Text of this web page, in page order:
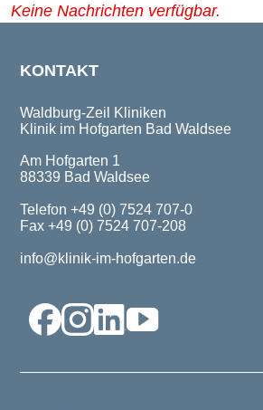
Keine Nachrichten verfügbar.
KONTAKT
Waldburg-Zeil Kliniken
Klinik im Hofgarten Bad Waldsee
Am Hofgarten 1
88339 Bad Waldsee
Telefon +49 (0) 7524 707-0
Fax +49 (0) 7524 707-208
info@klinik-im-hofgarten.de